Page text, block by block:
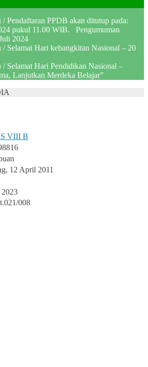
/ Pendaftaran PPDB akan ditutup pada:
pukul 11.00 WIB. Pengumuman
2024
/ Selamat Hari kebangkitan Nasional – 20
/ Selamat Hari Pendidikan Nasional –
Lanjutkan Merdeka Belajar”
VIII B
12 April 2011
2023
008